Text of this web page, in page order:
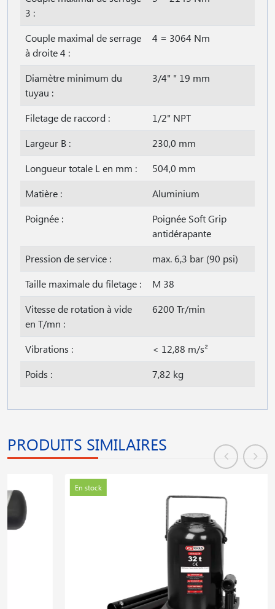
3 :
Couple maximal de serrage
à droite 4 :
4 = 3064 Nm
Diamètre minimum du
tuyau :
3/4" " 19 mm
Filetage de raccord :
1/2" NPT
Largeur B :
230,0 mm
Longueur totale L en mm :
504,0 mm
Matière :
Aluminium
Poignée :
Poignée Soft Grip
antidérapante
Pression de service :
max. 6,3 bar (90 psi)
Taille maximale du filetage :
M 38
Vitesse de rotation à vide
en T/mn :
6200 Tr/min
Vibrations :
< 12,88 m/s²
Poids :
7,82 kg
PRODUITS SIMILAIRES